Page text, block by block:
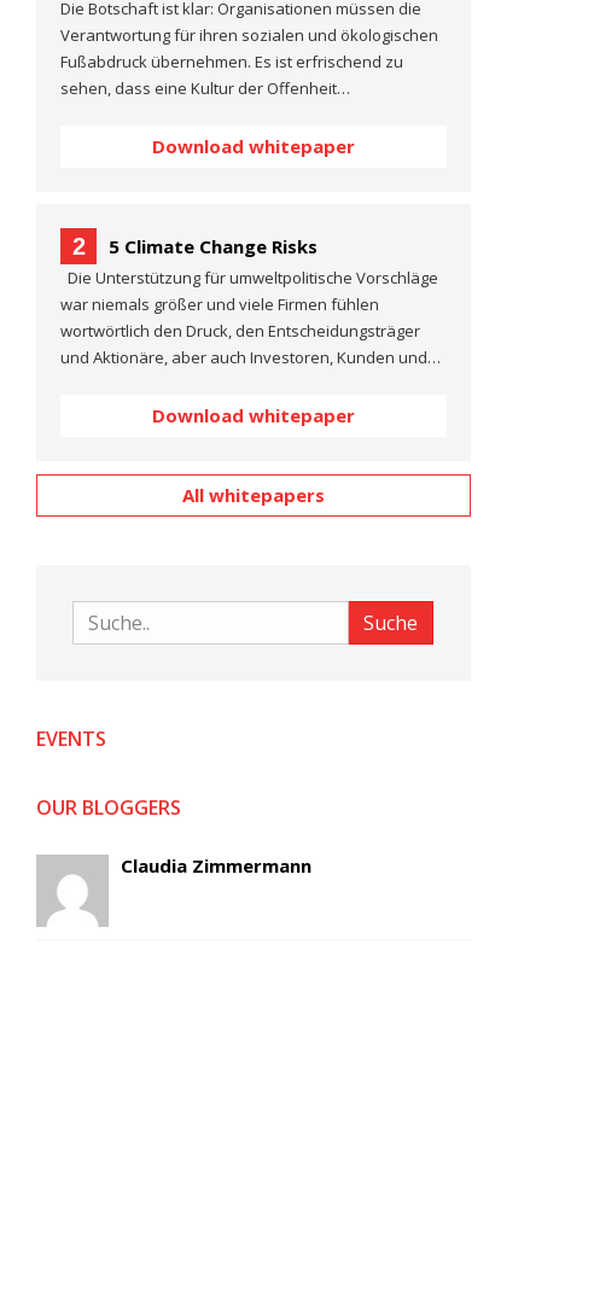
Die Botschaft ist klar: Organisationen müssen die
Verantwortung für ihren sozialen und ökologischen
Fußabdruck übernehmen. Es ist erfrischend zu
sehen, dass eine Kultur der Offenheit…
Download whitepaper
2 5 Climate Change Risks
Die Unterstützung für umweltpolitische Vorschläge
war niemals größer und viele Firmen fühlen
wortwörtlich den Druck, den Entscheidungsträger
und Aktionäre, aber auch Investoren, Kunden und…
Download whitepaper
All whitepapers
Suche Suche
EVENTS
OUR BLOGGERS
Claudia Zimmermann